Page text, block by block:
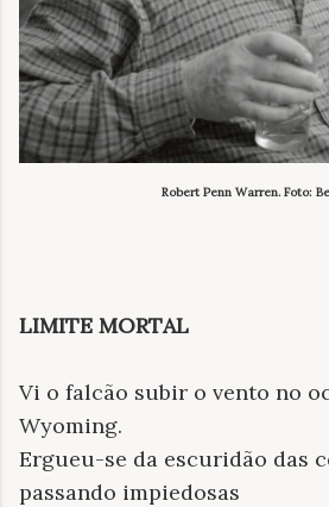
Robert Penn Warren. Foto:
LIMITE MORTAL
Vi o falcão subir o vento no
Wyoming.
Ergueu-se da escuridão das
passando impiedosas